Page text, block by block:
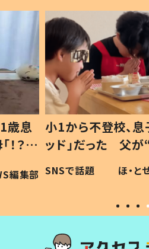
歳息
？」
編集部
小1から不登校、息
ッド」だった 父
作り続ける理由
#令和の子
SNSで話題 ほ・